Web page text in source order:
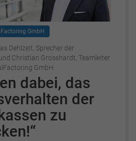
GmbH
Dehlzeit, Sprecher der
Christian Grosshardt, Teamleiter
GmbH
dabei, das
der
zu